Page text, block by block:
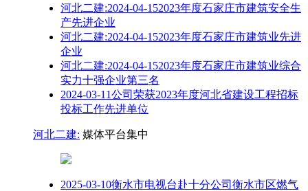
河北二建:2024-04-152023年度石家庄市建筑安全生
产先进企业
河北二建:2024-04-152023年度石家庄市建筑业先进
企业
河北二建:2024-04-152023年度石家庄市建筑业综合
实力十强企业第三名
2024-03-11公司荣获2023年度河北省建设工程招标
投标工作先进单位
河北二建: 媒体平台集中
2025-03-10衡水市电视台赴十分公司衡水市区燃气